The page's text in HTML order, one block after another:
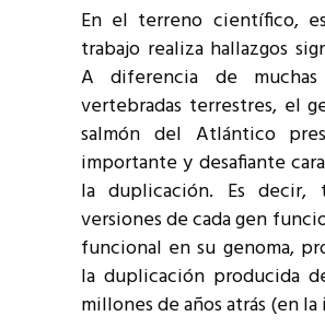
En el terreno científico,
trabajo realiza hallazgos
A diferencia de muchas
vertebradas terrestres, el
salmón del Atlántico
importante y desafiante
la duplicación. Es decir,
versiones de cada gen
funcional en su genoma,
la duplicación producida
millones de años atrás (en la